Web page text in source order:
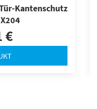
Kantenschutz
€